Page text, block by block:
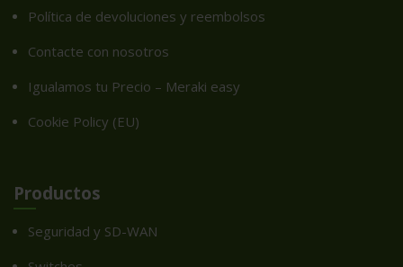
Política de devoluciones y reembolsos
Contacte con nosotros
Igualamos tu Precio – Meraki easy
Cookie Policy (EU)
Productos
Seguridad y SD-WAN